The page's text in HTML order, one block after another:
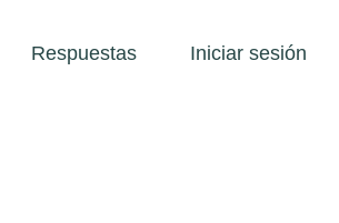
Respuestas Iniciar sesión